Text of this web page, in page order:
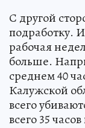
С другой
подработку.
рабочая
больше.
среднем 40
Калужской
всего
всего 35